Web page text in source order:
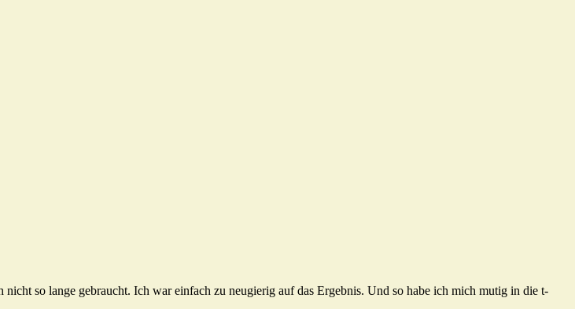
so lange gebraucht. Ich war einfach zu neugierig auf das Ergebnis. Und so habe ich mich mutig in die t-